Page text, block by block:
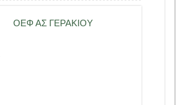
ΟΕΦ ΑΣ ΓΕΡΑΚΙΟΥ